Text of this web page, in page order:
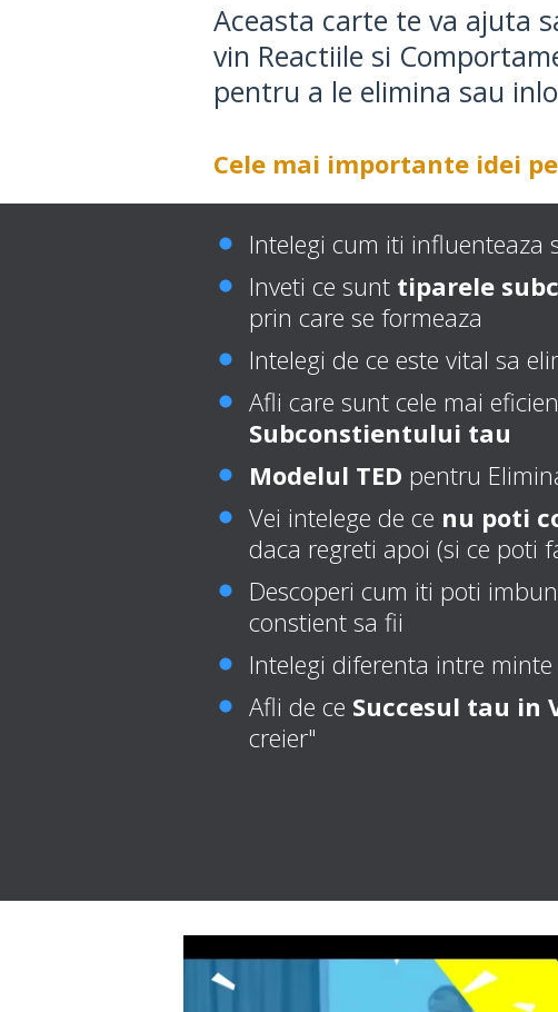
Aceasta carte te va ajuta
vin Reactiile si
pentru a le elimina sau
Cele mai importante idei
Intelegi cum iti influenteaza
Inveti ce sunt tiparele
prin care se formeaza
Intelegi de ce este vital sa
Afli care sunt cele mai
Subconstientului tau
Modelul TED pentru
Vei intelege de ce nu poti
daca regreti apoi (si ce poti
Descoperi cum iti poti
constient sa fii
Intelegi diferenta intre
Afli de ce Succesul tau in
creier"